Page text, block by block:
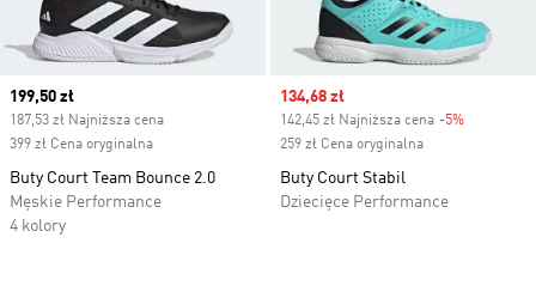
Current price
199,50 zł
187,53 zł Najniższa cena
399 zł Cena oryginalna
Buty Court Team Bounce 2.0
Męskie Performance
4 kolory
Sale price
134,68 zł
142,45 zł Najniższa cena -5%
259 zł Cena oryginalna
Buty Court Stabil
Dziecięce Performance